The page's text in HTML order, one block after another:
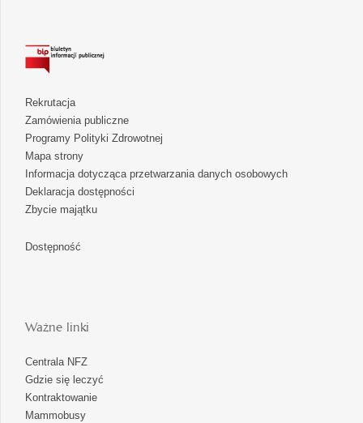
Rekrutacja
Zamówienia publiczne
Programy Polityki Zdrowotnej
Mapa strony
Informacja dotycząca przetwarzania danych osobowych
Deklaracja dostępności
Zbycie majątku
Dostępność
Ważne linki
Centrala NFZ
Gdzie się leczyć
Kontraktowanie
Mammobusy